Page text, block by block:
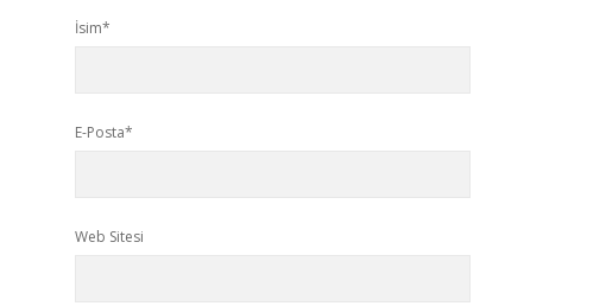
İsim*
E-Posta*
Web Sitesi